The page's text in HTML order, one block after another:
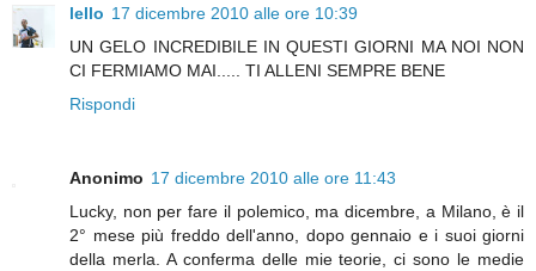
lello 17 dicembre 2010 alle ore 10:39
UN GELO INCREDIBILE IN QUESTI GIORNI MA NOI NON
CI FERMIAMO MAI..... TI ALLENI SEMPRE BENE
Rispondi
Anonimo 17 dicembre 2010 alle ore 11:43
Lucky, non per fare il polemico, ma dicembre, a Milano, è il
2° mese più freddo dell'anno, dopo gennaio e i suoi giorni
della merla. A conferma delle mie teorie, ci sono le medie